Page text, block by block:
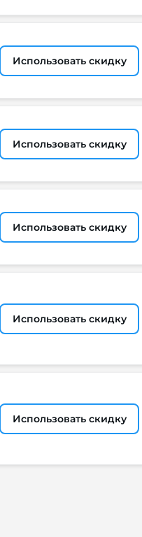
Использовать скидку
Использовать скидку
Использовать скидку
Использовать скидку
Использовать скидку